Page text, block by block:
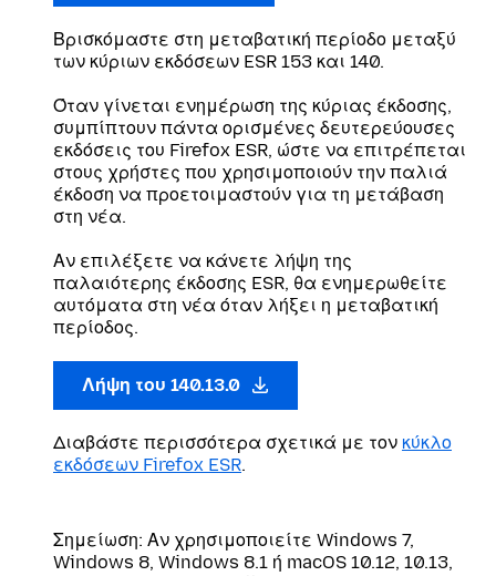
Βρισκόμαστε στη μεταβατική περίοδο μεταξύ
των κύριων εκδόσεων ESR 153 και 140.
Όταν γίνεται ενημέρωση της κύριας έκδοσης,
συμπίπτουν πάντα ορισμένες δευτερεύουσες
εκδόσεις του Firefox ESR, ώστε να επιτρέπεται
στους χρήστες που χρησιμοποιούν την παλιά
έκδοση να προετοιμαστούν για τη μετάβαση
στη νέα.
Αν επιλέξετε να κάνετε λήψη της
παλαιότερης έκδοσης ESR, θα ενημερωθείτε
αυτόματα στη νέα όταν λήξει η μεταβατική
περίοδος.
Λήψη του 140.13.0
Διαβάστε περισσότερα σχετικά με τον κύκλο
εκδόσεων Firefox ESR.
Σημείωση: Αν χρησιμοποιείτε Windows 7,
Windows 8, Windows 8.1 ή macOS 10.12, 10.13,